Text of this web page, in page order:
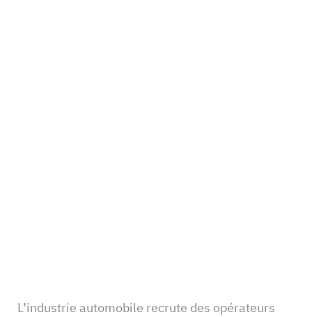
L’industrie automobile recrute des opérateurs